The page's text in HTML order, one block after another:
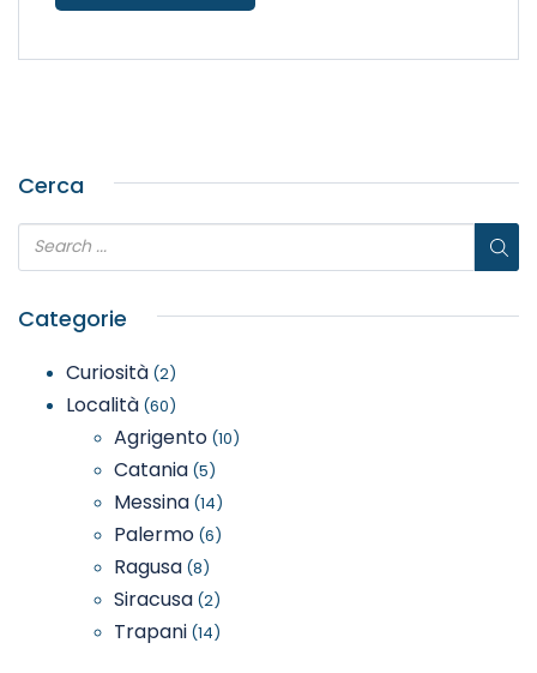
Cerca
Categorie
Curiosità (2)
Località (60)
Agrigento (10)
Catania (5)
Messina (14)
Palermo (6)
Ragusa (8)
Siracusa (2)
Trapani (14)